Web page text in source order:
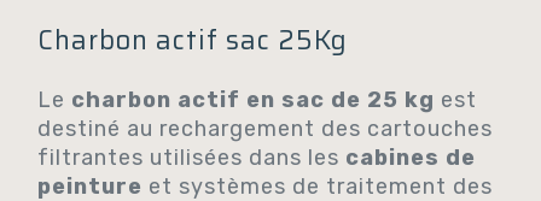
Charbon actif sac 25Kg
Le charbon actif en sac de 25 kg est
destiné au rechargement des cartouches
filtrantes utilisées dans les cabines de
peinture et systèmes de traitement des